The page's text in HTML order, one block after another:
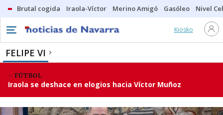
Brutal cogida Iraola-Víctor Merino Amigó Gasóleo Nivel
Kiosko
FELIPE VI
FÚTBOL
Iraola se deshace en elogios hacia Víctor Muñoz